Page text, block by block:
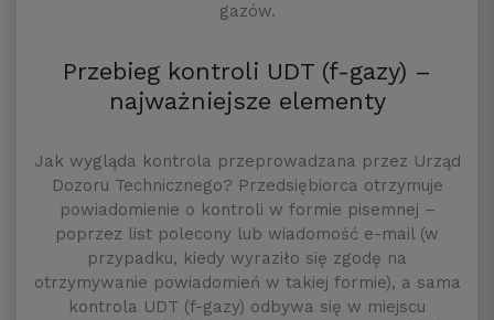
gazów.
Przebieg kontroli UDT (f-gazy) –
najważniejsze elementy
Jak wygląda kontrola przeprowadzana przez Urząd
Dozoru Technicznego? Przedsiębiorca otrzymuje
powiadomienie o kontroli w formie pisemnej –
poprzez list polecony lub wiadomość e-mail (w
przypadku, kiedy wyraziło się zgodę na
otrzymywanie powiadomień w takiej formie), a sama
kontrola UDT (f-gazy) odbywa się w miejscu